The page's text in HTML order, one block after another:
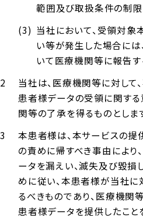
範囲及び取扱条件の制
当社において、受領対象
い等が発生した場合には
いて医療機関等に報告す
当社は、医療機関等に対して
患者様データの受領に関す
関等の了承を得るものとしま
本患者様は、本サービスの提
の責めに帰すべき事由により
ータを漏えい、滅失及び毀損
めに従い、本患者様が当社
るべきものであり、医療機
患者様データを提供したこ